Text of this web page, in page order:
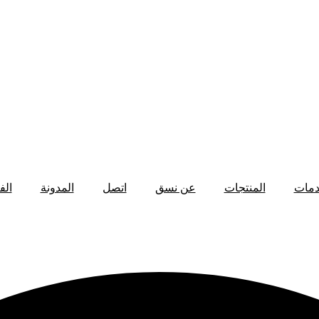
المنتجات عن نسق اتصل المدونة